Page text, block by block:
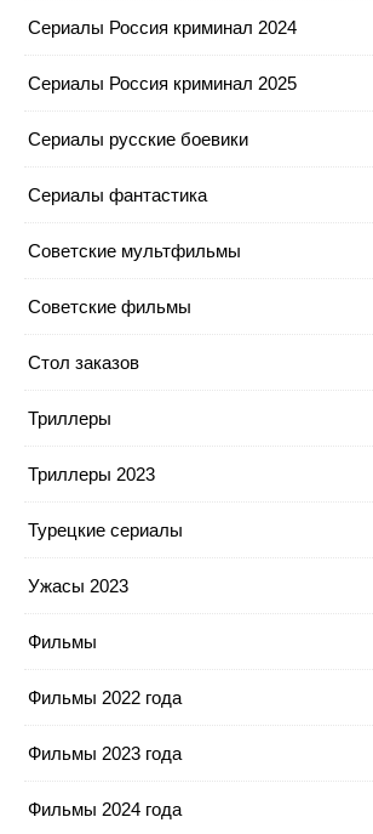
Сериалы Россия криминал 2024
Сериалы Россия криминал 2025
Сериалы русские боевики
Сериалы фантастика
Советские мультфильмы
Советские фильмы
Стол заказов
Триллеры
Триллеры 2023
Турецкие сериалы
Ужасы 2023
Фильмы
Фильмы 2022 года
Фильмы 2023 года
Фильмы 2024 года